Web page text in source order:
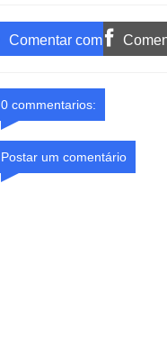
Comentar com
0 commentarios:
Postar um comentário